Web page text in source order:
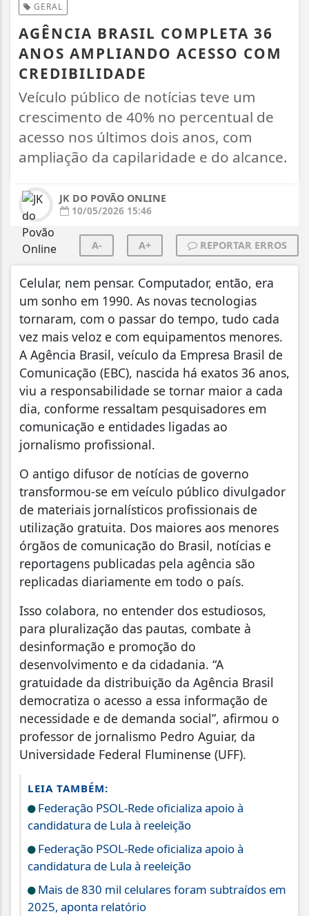
GERAL
AGÊNCIA BRASIL COMPLETA 36
ANOS AMPLIANDO ACESSO COM
CREDIBILIDADE
Veículo público de notícias teve um
crescimento de 40% no percentual de
acesso nos últimos dois anos, com
ampliação da capilaridade e do alcance.
JK DO POVÃO ONLINE
10/05/2026 15:46
A- A+ REPORTAR ERROS
Celular, nem pensar. Computador, então, era
um sonho em 1990. As novas tecnologias
tornaram, com o passar do tempo, tudo cada
vez mais veloz e com equipamentos menores.
A Agência Brasil, veículo da Empresa Brasil de
Comunicação (EBC), nascida há exatos 36 anos,
viu a responsabilidade se tornar maior a cada
dia, conforme ressaltam pesquisadores em
comunicação e entidades ligadas ao
jornalismo profissional.
O antigo difusor de notícias de governo
transformou-se em veículo público divulgador
de materiais jornalísticos profissionais de
utilização gratuita. Dos maiores aos menores
órgãos de comunicação do Brasil, notícias e
reportagens publicadas pela agência são
replicadas diariamente em todo o país.
Isso colabora, no entender dos estudiosos,
para pluralização das pautas, combate à
desinformação e promoção do
desenvolvimento e da cidadania. “A
gratuidade da distribuição da Agência Brasil
democratiza o acesso a essa informação de
necessidade e de demanda social”, afirmou o
professor de jornalismo Pedro Aguiar, da
Universidade Federal Fluminense (UFF).
LEIA TAMBÉM:
Federação PSOL-Rede oficializa apoio à
candidatura de Lula à reeleição
Federação PSOL-Rede oficializa apoio à
candidatura de Lula à reeleição
Mais de 830 mil celulares foram subtraídos em
2025, aponta relatório